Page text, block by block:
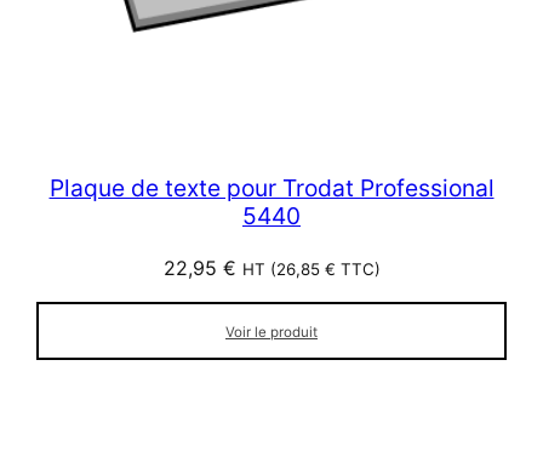
Plaque de texte pour Trodat Professional
5440
22,95 € HT (26,85 € TTC)
Voir le produit